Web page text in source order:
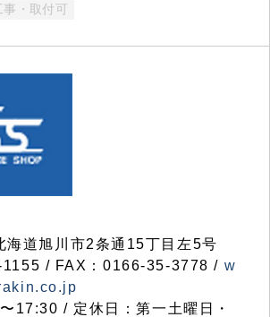
事・取付可
道旭川市2条通15丁目左5号
/ FAX：0166-35-3778 / w
17:30 / 定休日：第一土曜日・